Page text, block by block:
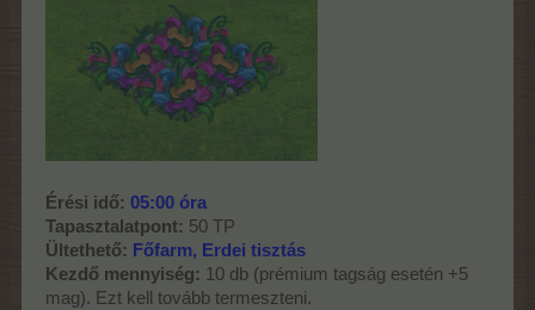
Érési idő: 05:00 óra
Tapasztalatpont: 50 TP
Ültethető: Főfarm, Erdei tisztás
Kezdő mennyiség: 10 db (prémium tagság esetén +5
mag). Ezt kell tovább termeszteni.